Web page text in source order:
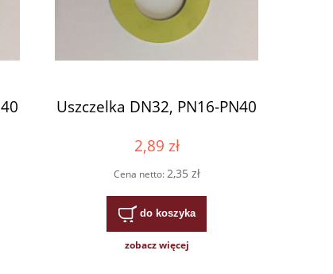
Uszczelka DN32, PN16-PN40
2,89 zł
Cena netto:2,35 zł
do koszyka
zobacz więcej